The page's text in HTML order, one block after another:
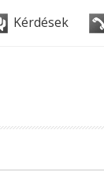
Kérdések